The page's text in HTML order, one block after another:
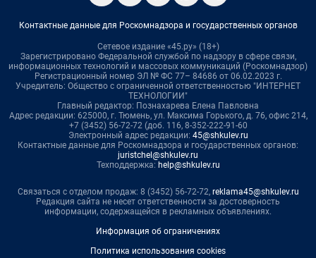
Контактные данные для Роскомнадзора и государственных органов
Сетевое издание «45.ру» (18+)
Зарегистрировано Федеральной службой по надзору в сфере связи,
информационных технологий и массовых коммуникаций (Роскомнадзор)
Регистрационный номер ЭЛ № ФС 77– 84686 от 06.02.2023 г.
Учредитель: Общество с ограниченной ответственностью "ИНТЕРНЕТ
ТЕХНОЛОГИИ"
Главный редактор: Познахарева Елена Павловна
Адрес редакции: 625000, г. Тюмень, ул. Максима Горького, д. 76, офис 214,
+7 (3452) 56-72-72 (доб. 116, 8-352-222-91-60
Электронный адрес редакции: 45@shkulev.ru
Контактные данные для Роскомнадзора и государственных органов:
juristchel@shkulev.ru
Техподдержка: help@shkulev.ru
Связаться с отделом продаж: 8 (3452) 56-72-72, reklama45@shkulev.ru
Редакция сайта не несет ответственности за достоверность
информации, содержащейся в рекламных объявлениях.
Информация об ограничениях
Политика использования cookies